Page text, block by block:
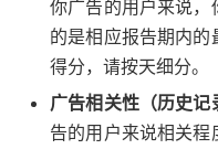
你广告的用户来说，
的是相应报告期内
得分，请按天细分。
广告相关性（历史记
告的用户来说相关